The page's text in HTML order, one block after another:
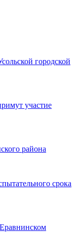
городской
участие
района
срока